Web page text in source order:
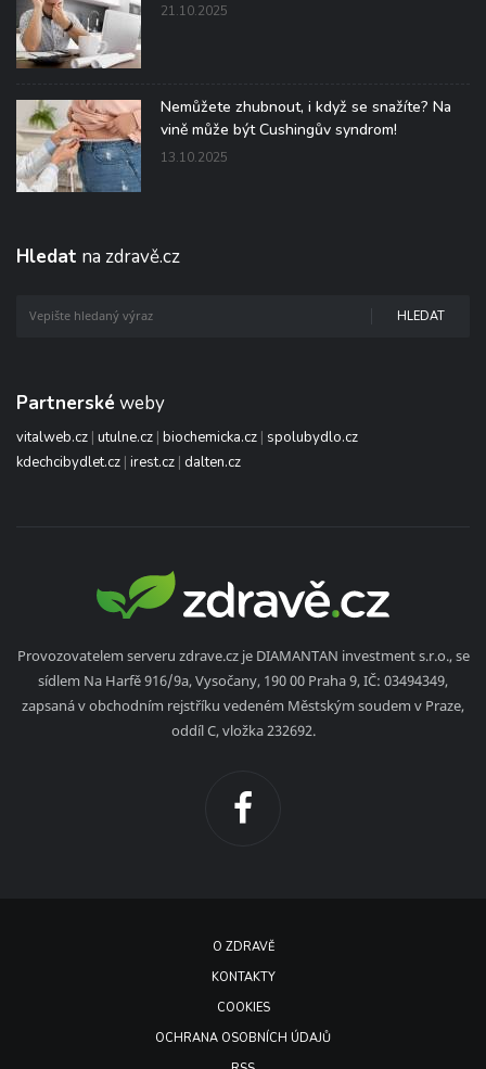
21.10.2025
Nemůžete zhubnout, i když se snažíte? Na
vině může být Cushingův syndrom!
13.10.2025
Hledat na zdravě.cz
HLEDAT
Partnerské weby
vitalweb.cz | utulne.cz | biochemicka.cz | spolubydlo.cz
kdechcibydlet.cz | irest.cz | dalten.cz
Provozovatelem serveru zdrave.cz je DIAMANTAN investment s.r.o., se
sídlem Na Harfě 916/9a, Vysočany, 190 00 Praha 9, IČ: 03494349,
zapsaná v obchodním rejstříku vedeném Městským soudem v Praze,
oddíl C, vložka 232692.
O ZDRAVĚ
KONTAKTY
COOKIES
OCHRANA OSOBNÍCH ÚDAJŮ